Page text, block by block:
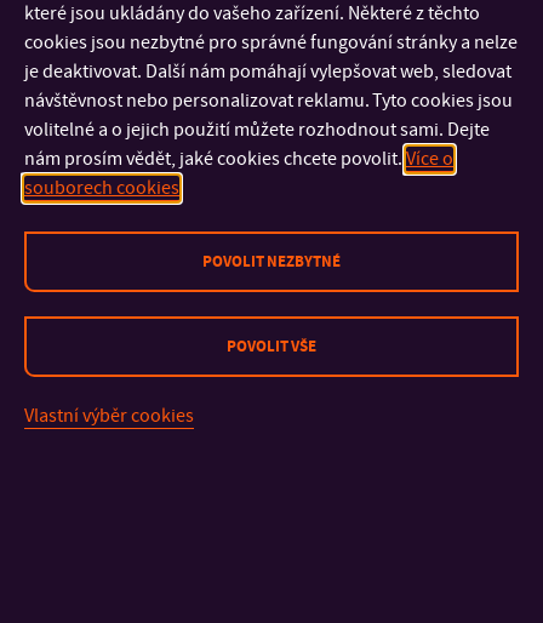
KALENDÁŘ
Odebírejte novinky
ZAJÍMÁM SE O INFORMACE PRO...
které jsou ukládány do vašeho zařízení. Některé z těchto
cookies jsou nezbytné pro správné fungování stránky a nelze
je deaktivovat. Další nám pomáhají vylepšovat web, sledovat
návštěvnost nebo personalizovat reklamu. Tyto cookies jsou
volitelné a o jejich použití můžete rozhodnout sami. Dejte
nám prosím vědět, jaké cookies chcete povolit. Více o
souborech cookies
POVOLIT NEZBYTNÉ
POVOLIT VŠE
Vlastní výběr cookies